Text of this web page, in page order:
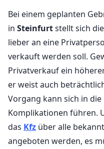
Bei einem geplanten
in Steinfurtstellt sich
lieber an eine
verkauft werden soll.
Privatverkauf ein
er weist auch
Vorgang kann sich in
Komplikationen führen.
das Kfz über alle
angeboten werden, es